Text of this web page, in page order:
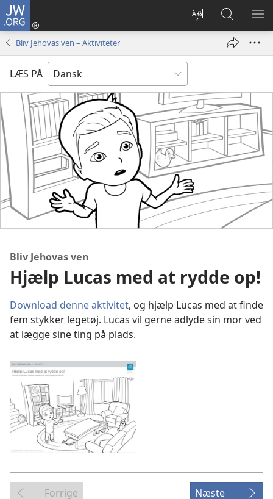
JW.ORG
Vælg
Log
på
vindue)
Søg
på
JW.ORG
VIS
Bliv Jehovas ven – Aktiviteter
LÆS PÅ
Bliv Jehovas ven
Hjælp Lucas med at rydde op!
Download denne aktivitet, og hjælp Lucas med at finde
fem stykker legetøj. Lucas vil gerne adlyde sin mor ved
at lægge sine ting på plads.
Forrige Næste